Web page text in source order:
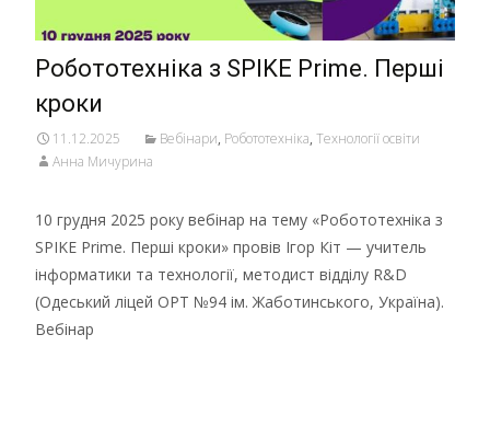
Робототехніка з SPIKE Prime. Перші
кроки
11.12.2025 Вебінари, Робототехніка, Технології освіти
Анна Мичурина
10 грудня 2025 року вебінар на тему «Робототехніка з
SPIKE Prime. Перші кроки» провів Ігор Кіт — учитель
інформатики та технології, методист відділу R&D
(Одеський ліцей ОРТ №94 ім. Жаботинського, Україна).
Вебінар